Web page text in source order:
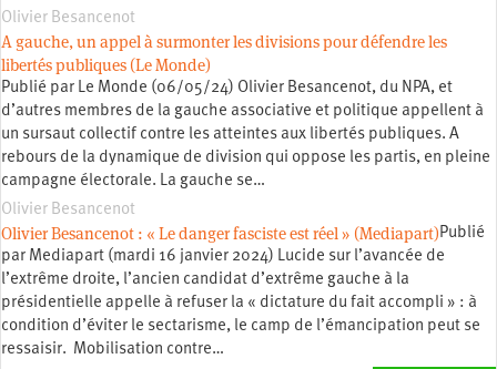
Olivier Besancenot
A gauche, un appel à surmonter les divisions pour défendre les
libertés publiques (Le Monde)
Publié par Le Monde (06/05/24) Olivier Besancenot, du NPA, et
d’autres membres de la gauche associative et politique appellent à
un sursaut collectif contre les atteintes aux libertés publiques. A
rebours de la dynamique de division qui oppose les partis, en pleine
campagne électorale. La gauche se…
Olivier Besancenot
Olivier Besancenot : « Le danger fasciste est réel » (Mediapart)Publié
par Mediapart (mardi 16 janvier 2024) Lucide sur l’avancée de
l’extrême droite, l’ancien candidat d’extrême gauche à la
présidentielle appelle à refuser la « dictature du fait accompli » : à
condition d’éviter le sectarisme, le camp de l’émancipation peut se
ressaisir. Mobilisation contre…